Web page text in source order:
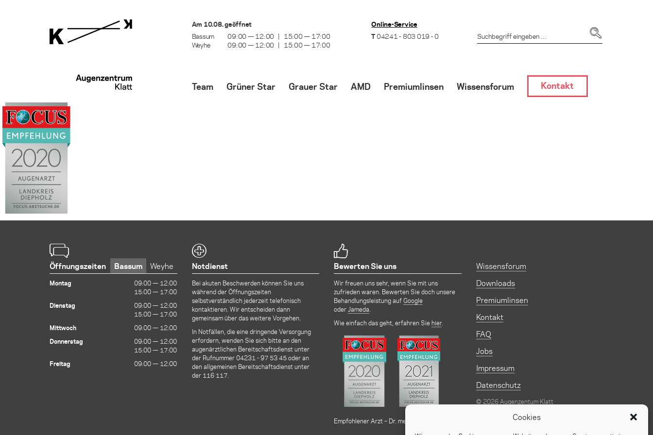
Cookies
Am 10.08. geöffnet
Bassum 09:00 — 12:00
15:00 — 17:00
Weyhe
09:00 — 12:00 15:00 — 17:00
Online-Service
T 04241 - 803 019 - 0
Team Grüner Star Grauer Star AMD Premiumlinsen Wissensforum Kontakt
Öffnungszeiten Weyhe
Bassum
Montag
09:00 — 12:00
15:00 — 17:00
Dienstag
09:00 — 12:00
15:00 — 17:00
Mittwoch
09:00 — 12:00
Donnerstag
09:00 — 12:00
15:00 — 17:00
Freitag
09:00 — 12:00
Notdienst
Bei akuten Beschwerden können Sie uns
während der Öffnungszeiten
selbstverständlich jederzeit telefonisch
kontaktieren. Wir entscheiden dann
gemeinsam über das weitere Vorgehen.
In Notfällen, die eine dringende Versorgung
erfordern, wenden Sie sich bitte an den
augenärztlichen Bereitschaftsdienst unter
der Rufnummer04231 - 97 53 45oder an
den allgemeinen Bereitschaftsdienst unter
der 116 117.
Bewerten Sie uns
Wir freuen uns sehr, wenn Sie mit uns
zufrieden waren. Bewerten Sie doch unsere
Behandlungsleistung aufGoogle
oderJameda
Wie einfach das geht, erfahren Siehier.
Empfohlener Arzt – Dr. med. Alexander Klatt
Wissensforum
Downloads
Premiumlinsen
Kontakt
FAQ
Jobs
Impressum
Datenschutz
© 2026 Augenzentum Klatt
kocmoc.net